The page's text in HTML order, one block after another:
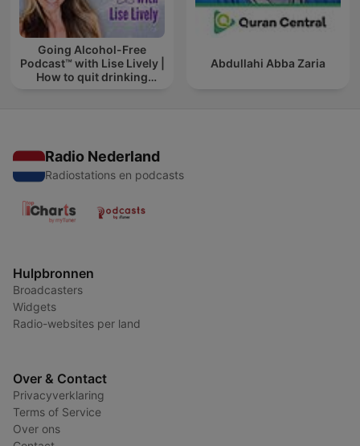
Going Alcohol-Free
Podcast™ with Lise Lively |
How to quit drinking
Abdullahi Abba Zaria
Radio Nederland
Radiostations en podcasts
Hulpbronnen
Broadcasters
Widgets
Radio-websites per land
Over & Contact
Privacyverklaring
Terms of Service
Over ons